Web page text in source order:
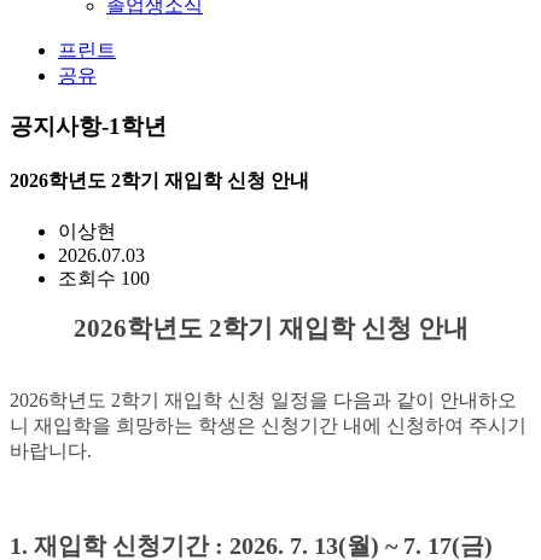
졸업생소식
프린트
공유
공지사항-1학년
2026학년도 2학기 재입학 신청 안내
이상현
2026.07.03
조회수 100
2026학년도 2학기 재입학 신청 안내
2026학년도 2학기 재입학 신청 일정을 다음과 같이 안내하오
니 재입학을 희망하는 학생은 신청기간 내에 신청하여 주시기
바랍니다.
1. 재입학 신청기간 : 2026. 7. 13(월) ~ 7. 17(금)